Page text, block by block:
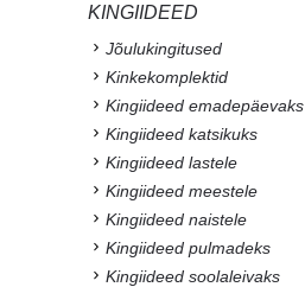
KINGIIDEED
Jõulukingitused
Kinkekomplektid
Kingiideed emadepäevaks
Kingiideed katsikuks
Kingiideed lastele
Kingiideed meestele
Kingiideed naistele
Kingiideed pulmadeks
Kingiideed soolaleivaks